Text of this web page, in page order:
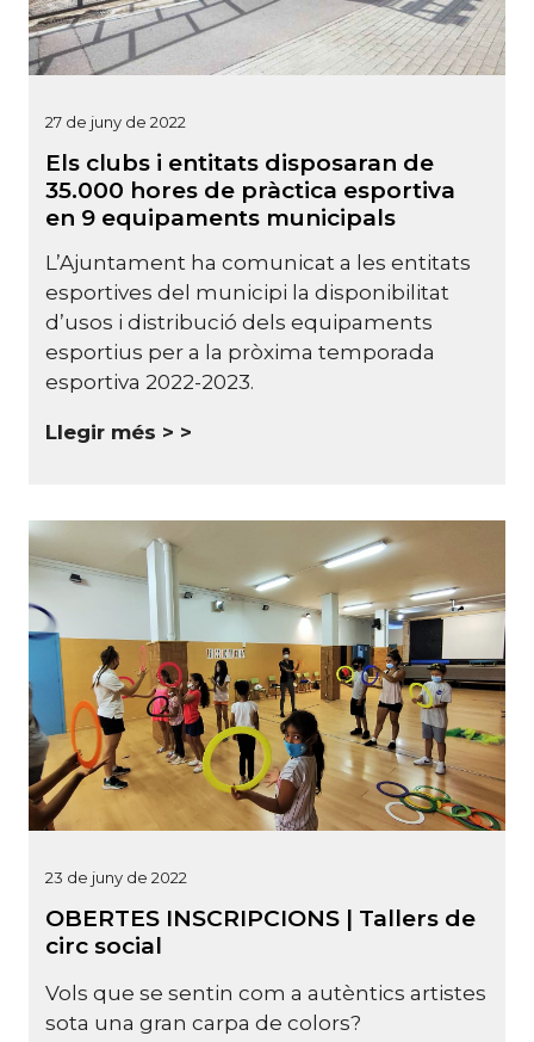
27 de juny de 2022
Els clubs i entitats disposaran de
35.000 hores de pràctica esportiva
en 9 equipaments municipals
L’Ajuntament ha comunicat a les entitats
esportives del municipi la disponibilitat
d’usos i distribució dels equipaments
esportius per a la pròxima temporada
esportiva 2022-2023.
Llegir més >
23 de juny de 2022
OBERTES INSCRIPCIONS | Tallers de
circ social
Vols que se sentin com a autèntics artistes
sota una gran carpa de colors?